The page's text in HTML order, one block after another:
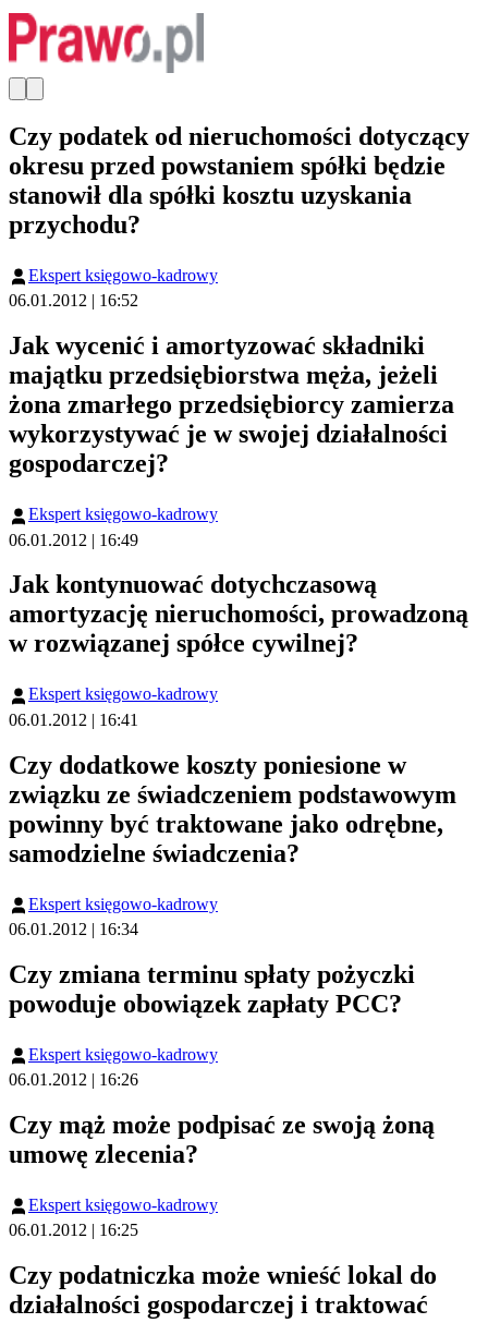
Czy podatek od nieruchomości dotyczący
okresu przed powstaniem spółki będzie
stanowił dla spółki kosztu uzyskania
przychodu?
Ekspert księgowo-kadrowy
06.01.2012 | 16:52
Jak wycenić i amortyzować składniki
majątku przedsiębiorstwa męża, jeżeli
żona zmarłego przedsiębiorcy zamierza
wykorzystywać je w swojej działalności
gospodarczej?
Ekspert księgowo-kadrowy
06.01.2012 | 16:49
Jak kontynuować dotychczasową
amortyzację nieruchomości, prowadzoną
w rozwiązanej spółce cywilnej?
Ekspert księgowo-kadrowy
06.01.2012 | 16:41
Czy dodatkowe koszty poniesione w
związku ze świadczeniem podstawowym
powinny być traktowane jako odrębne,
samodzielne świadczenia?
Ekspert księgowo-kadrowy
06.01.2012 | 16:34
Czy zmiana terminu spłaty pożyczki
powoduje obowiązek zapłaty PCC?
Ekspert księgowo-kadrowy
06.01.2012 | 16:26
Czy mąż może podpisać ze swoją żoną
umowę zlecenia?
Ekspert księgowo-kadrowy
06.01.2012 | 16:25
Czy podatniczka może wnieść lokal do
działalności gospodarczej i traktować